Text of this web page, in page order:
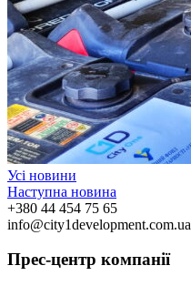
Усі новини
Наступна новина
+380 44 454 75 65
info@city1development.com.ua
Прес-центр компанії